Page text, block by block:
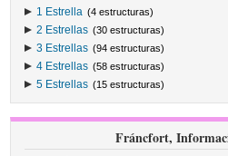
1 Estrella (4 estructuras)
2 Estrellas (30 estructuras)
3 Estrellas (94 estructuras)
4 Estrellas (58 estructuras)
5 Estrellas (15 estructuras)
Fráncfort,